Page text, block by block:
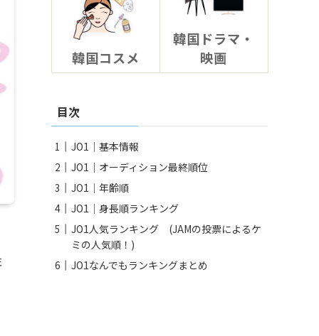
韓国コスメ
韓国ドラマ・
映画
目次
JO1｜基本情報
JO1｜オーディション最終順位
JO1｜年齢順
JO1｜身長順ランキング
JO1人気ランキング (JAMの投票によるケ
ミの人気順！)
JO1なんでもランキングまとめ